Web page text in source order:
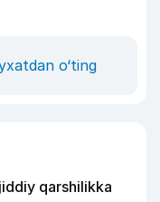
o‘ting
qarshilikka